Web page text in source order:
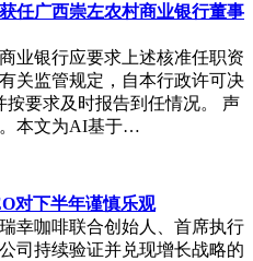
任广西崇左农村商业银行董事
业银行应要求上述核准任职资
关监管规定，自本行政许可决
按要求及时报告到任情况。 声
本文为AI基于…
对下半年谨慎乐观
幸咖啡联合创始人、首席执行
司持续验证并兑现增长战略的